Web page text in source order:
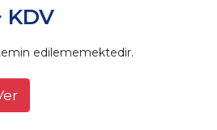
KDV
edilememektedir.